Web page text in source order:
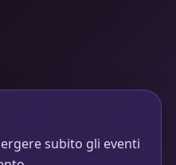
subito gli eventi